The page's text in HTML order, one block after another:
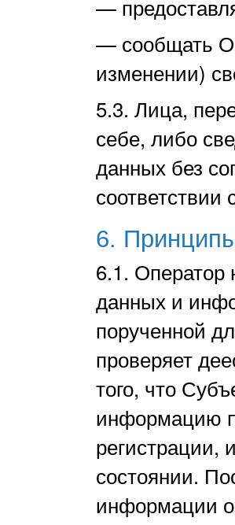
—
— сообщать
изменении)
5.3. Лица,
себе, либо
данных без
соответствии
6.
6.1. Оператор
данных и
порученной
проверяет
того, что
информацию
регистрации,
состоянии.
информации